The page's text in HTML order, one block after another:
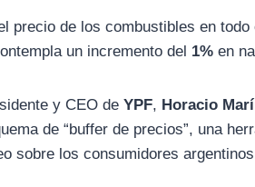
precio de los combustibles en
un incremento del 1% en
y CEO deYPF, Horacio
de “buffer de precios”, una
sobre los consumidores